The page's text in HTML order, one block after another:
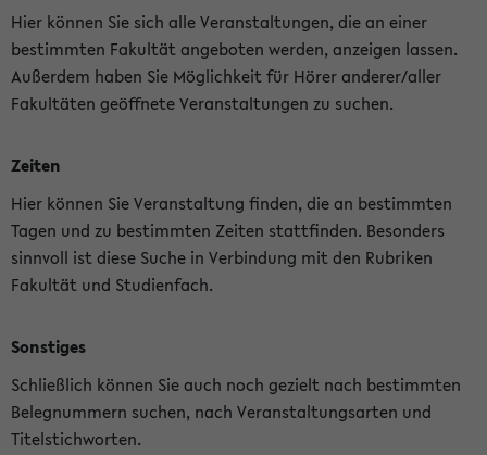
Hier können Sie sich alle Veranstaltungen, die an einer
bestimmten Fakultät angeboten werden, anzeigen lassen.
Außerdem haben Sie Möglichkeit für Hörer anderer/aller
Fakultäten geöffnete Veranstaltungen zu suchen.
Zeiten
Hier können Sie Veranstaltung finden, die an bestimmten
Tagen und zu bestimmten Zeiten stattfinden. Besonders
sinnvoll ist diese Suche in Verbindung mit den Rubriken
Fakultät und Studienfach.
Sonstiges
Schließlich können Sie auch noch gezielt nach bestimmten
Belegnummern suchen, nach Veranstaltungsarten und
Titelstichworten.